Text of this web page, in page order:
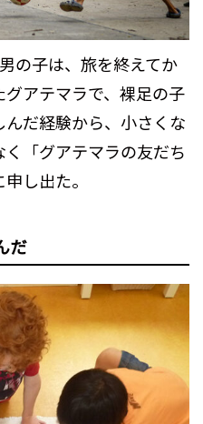
の子は、旅を終えてか
アテマラで、裸足の子
だ経験から、小さくな
「グアテマラの友だち
し出た。
だ